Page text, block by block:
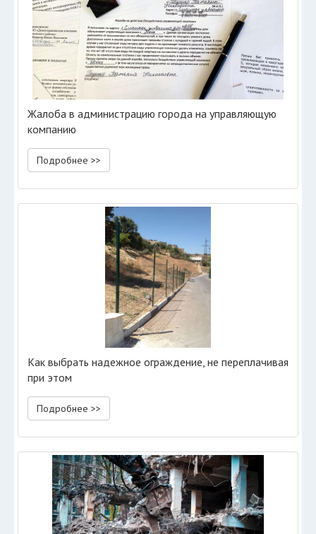
Жалоба в администрацию города на управляющую
компанию
Подробнее >>
Как выбрать надежное ограждение, не переплачивая
при этом
Подробнее >>